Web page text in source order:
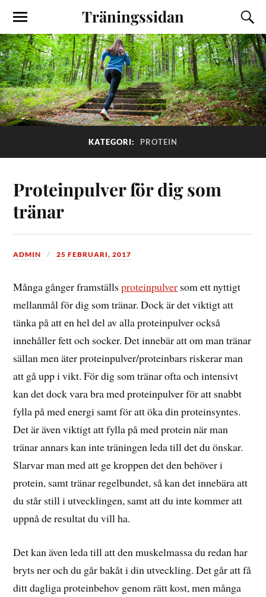
Träningssidan
KATEGORI: PROTEIN
Proteinpulver för dig som
tränar
ADMIN 25 FEBRUARI, 2017
Många gånger framställsproteinpulver som ett nyttigt
mellanmål för dig som tränar. Dock är det viktigt att
tänka på att en hel del av alla proteinpulver också
innehåller fett och socker. Det innebär att om man tränar
sällan men äter proteinpulver/proteinbars riskerar man
att gå upp i vikt. För dig som tränar ofta och intensivt
kan det dock vara bra med proteinpulver för att snabbt
fylla på med energi samt för att öka din proteinsyntes.
Det är även viktigt att fylla på med protein när man
tränar annars kan inte träningen leda till det du önskar.
Slarvar man med att ge kroppen det den behöver i
protein, samt tränar regelbundet, så kan det innebära att
du står still i utvecklingen, samt att du inte kommer att
uppnå de resultat du vill ha.
Det kan även leda till att den muskelmassa du redan har
bryts ner och du går bakåt i din utveckling. Det går att få
ditt dagliga proteinbehov genom rätt kost, men många